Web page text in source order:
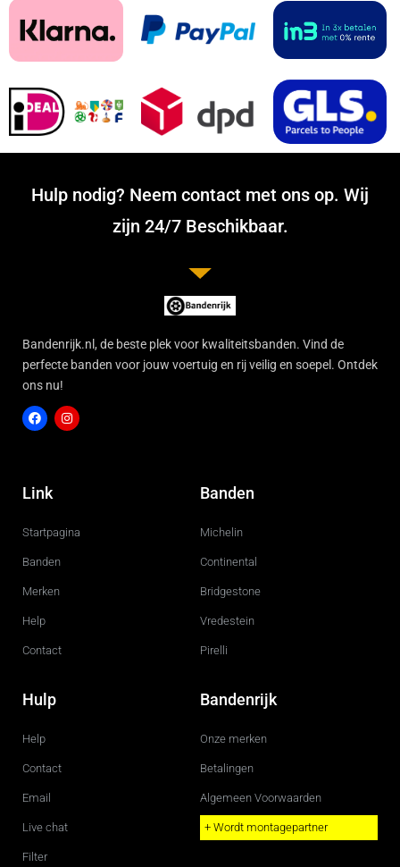
Hulp nodig? Neem contact met ons op. Wij
zijn 24/7 Beschikbaar.
Bandenrijk.nl, de beste plek voor kwaliteitsbanden. Vind de
perfecte banden voor jouw voertuig en rij veilig en soepel. Ontdek
ons nu!
c
e
o
g
r
Link
Startpagina
Banden
Merken
Help
Contact
Banden
Michelin
Continental
Bridgestone
Vredestein
Pirelli
Hulp
Help
Contact
Email
Live chat
Filter
Bandenrijk
Onze merken
Betalingen
Algemeen Voorwaarden
+ Wordt montagepartner